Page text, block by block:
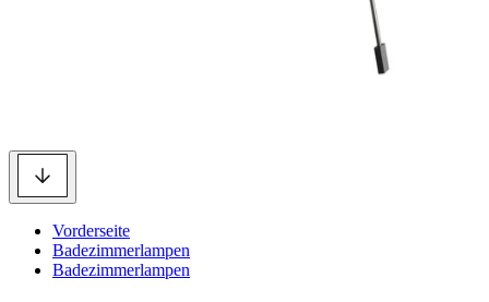
Vorderseite
Badezimmerlampen
Badezimmerlampen